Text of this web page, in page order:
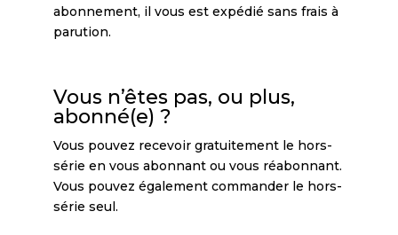
abonnement, il vous est expédié sans frais à
parution.
Vous n’êtes pas, ou plus,
abonné(e) ?
Vous pouvez recevoir gratuitement le hors-
série en vous abonnant ou vous réabonnant.
Vous pouvez également commander le hors-
série seul.